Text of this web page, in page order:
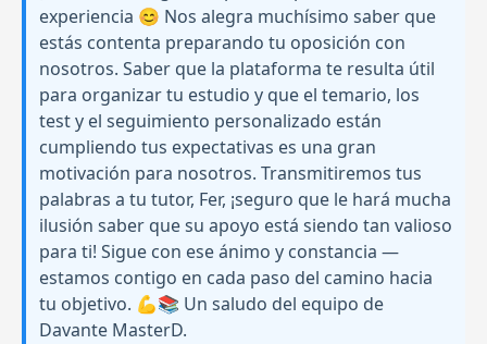
experiencia 😊 Nos alegra muchísimo saber que
estás contenta preparando tu oposición con
nosotros. Saber que la plataforma te resulta útil
para organizar tu estudio y que el temario, los
test y el seguimiento personalizado están
cumpliendo tus expectativas es una gran
motivación para nosotros. Transmitiremos tus
palabras a tu tutor, Fer, ¡seguro que le hará mucha
ilusión saber que su apoyo está siendo tan valioso
para ti! Sigue con ese ánimo y constancia —
estamos contigo en cada paso del camino hacia
tu objetivo. 💪📚 Un saludo del equipo de
Davante MasterD.